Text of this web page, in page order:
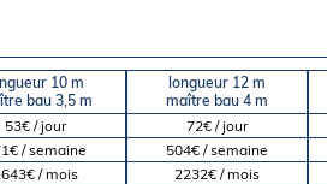
10 m
bau 3,5 m
53€ / jour
/ semaine
/ mois
longueur 12 m
maître bau 4 m
72€ / jour
504€ / semaine
2232€ / mois